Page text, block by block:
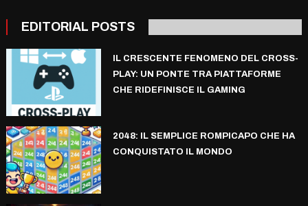
EDITORIAL POSTS
IL CRESCENTE FENOMENO DEL CROSS-
PLAY: UN PONTE TRA PIATTAFORME
CHE RIDEFINISCE IL GAMING
2048: IL SEMPLICE ROMPICAPO CHE HA
CONQUISTATO IL MONDO